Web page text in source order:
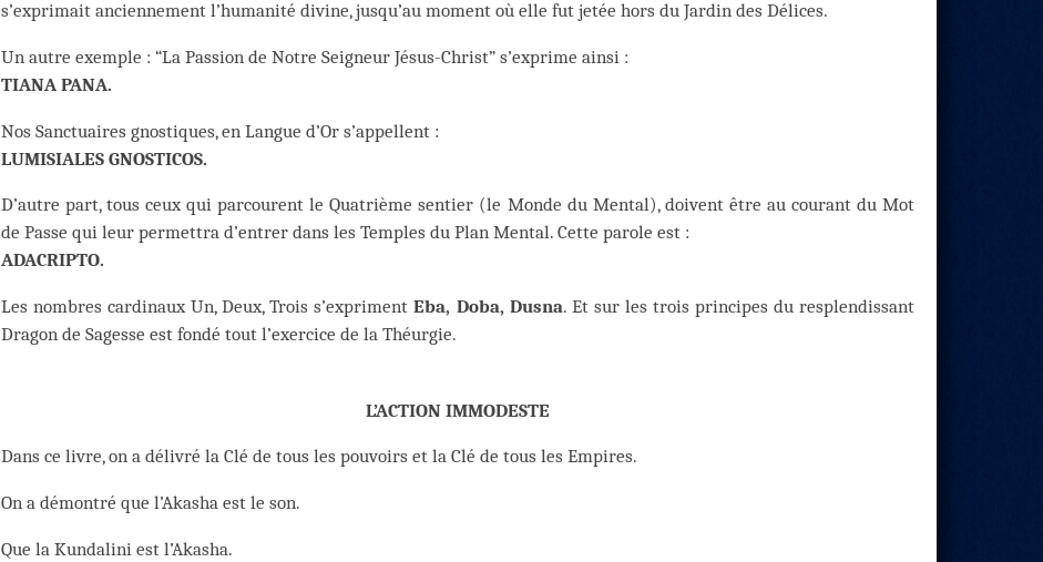
s’exprimait anciennement l’humanité divine, jusqu’au moment où elle fut jetée hors du Jardin des Délices.
Un autre exemple : “La Passion de Notre Seigneur Jésus-Christ” s’exprime ainsi :
TIANA PANA.
Nos Sanctuaires gnostiques, en Langue d’Or s’appellent :
LUMISIALES GNOSTICOS.
D’autre part, tous ceux qui parcourent le Quatrième sentier (le Monde du Mental), doivent être au courant du Mot
de Passe qui leur permettra d’entrer dans les Temples du Plan Mental. Cette parole est :
ADACRIPTO.
Les nombres cardinaux Un, Deux, Trois s’exprimentEba, Doba, Dusna. Et sur les trois principes du resplendissant
Dragon de Sagesse est fondé tout l’exercice de la Théurgie.
L’ACTION IMMODESTE
Dans ce livre, on a délivré la Clé de tous les pouvoirs et la Clé de tous les Empires.
On a démontré que l’Akasha est le son.
Que la Kundalini est l’Akasha.